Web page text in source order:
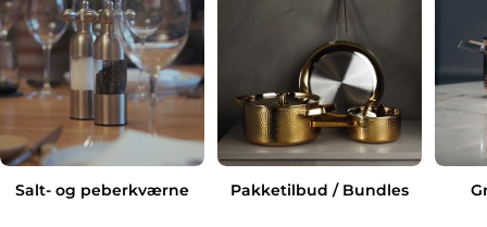
Salt- og peberkværne Pakketilbud / Bundles